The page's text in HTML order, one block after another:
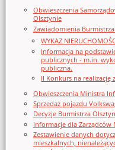
Obwieszczenia
Olsztynie
Zawiadomienia
WYKAZ
Informacja na
publicznych - m.in.
publiczna.
II Konkurs na realizację
Obwieszczenia Ministra
Sprzedaż pojazdu
Decyzje Burmistrza
Informacje dla Zarządców
Zestawienie danych
mieszkalnych,